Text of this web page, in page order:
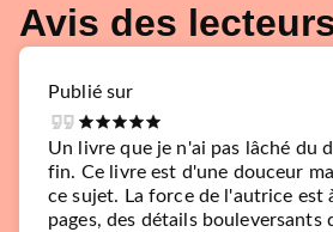
Avis des
Publié sur
Un livre que je n'ai pas lâché du
fin. Ce livre est d'une douceur
ce sujet. La force de l'autrice est
pages, des détails bouleversants